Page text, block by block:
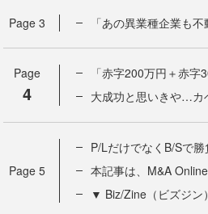
Page 3 「あの異業種企業も
Page
4
「赤字200万円＋赤
大成功と思いきや…カ
Page 5
P/LだけでなくB/Sで勝
本記事は、M&A
▼ Biz/Zine（ビズジン